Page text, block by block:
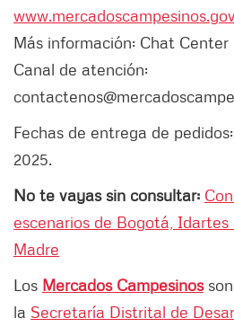
Más información: Chat Center
Canal de atención:
Fechas de entrega de
2025.
No te vayas sin consultar:
escenarios de Bogotá,
Madre
Los Mercados Campesinos
la Secretaría Distrital de